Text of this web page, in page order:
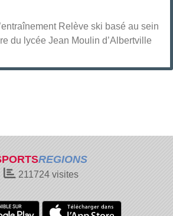
Relève ski basé au sein
du lycée Jean Moulin d’Albertville
REGIONS
211724visites